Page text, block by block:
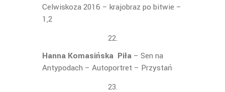
Celwiskoza 2016 – krajobraz po bitwie –
1,2
Hanna Komasińska Piła – Sen na
Antypodach – Autoportret – Przystań